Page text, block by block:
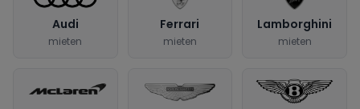
Audi
mieten
Ferrari
mieten
Lamborghini
mieten